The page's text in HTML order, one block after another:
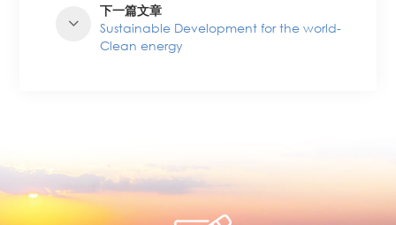
下一篇文章
Sustainable Development for the world-
Clean energy